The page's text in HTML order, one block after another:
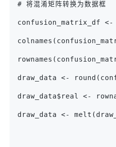
# 将混淆矩阵转换为数据框
confusion_matrix_df
draw_data <-
draw_data$real <-
draw_data <-